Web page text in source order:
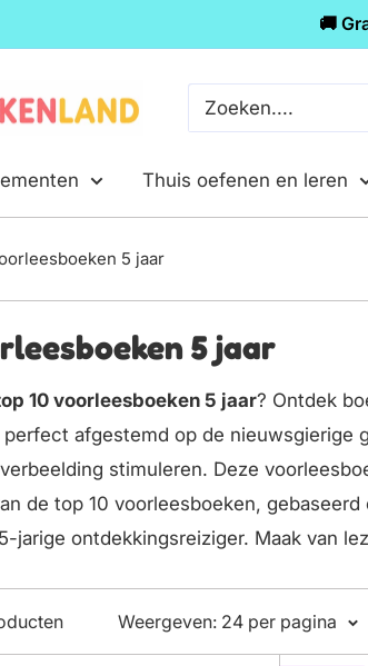
🚚
Thuis oefenen en leren
5 jaar
5 jaar
10 voorleesboeken 5 jaar? Ontdek
afgestemd op de nieuwsgierige
stimuleren. Deze
de top 10 voorleesboeken,
jarige ontdekkingsreiziger. Maak van
Weergeven: 24 per pagina